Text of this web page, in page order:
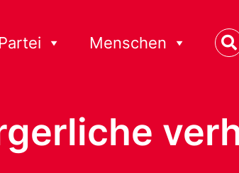
Partei Menschen